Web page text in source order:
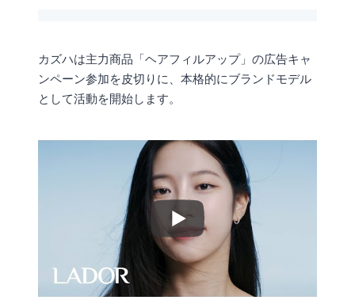
カズハは主力商品「ヘアフィルアップ」の広告キャ
ンペーン参加を皮切りに、本格的にブランドモデル
として活動を開始します。